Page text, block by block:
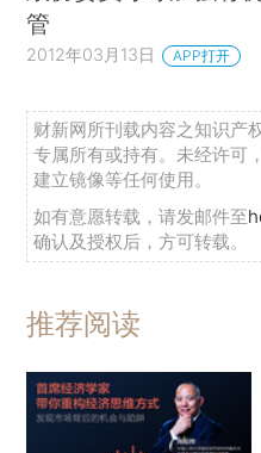
管
2012年03月13日 APP打开
财新网所刊载内容之知识产
专属所有或持有。未经许可
建立镜像等任何使用。
如有意愿转载，请发邮件至
确认及授权后，方可转载。
推荐阅读